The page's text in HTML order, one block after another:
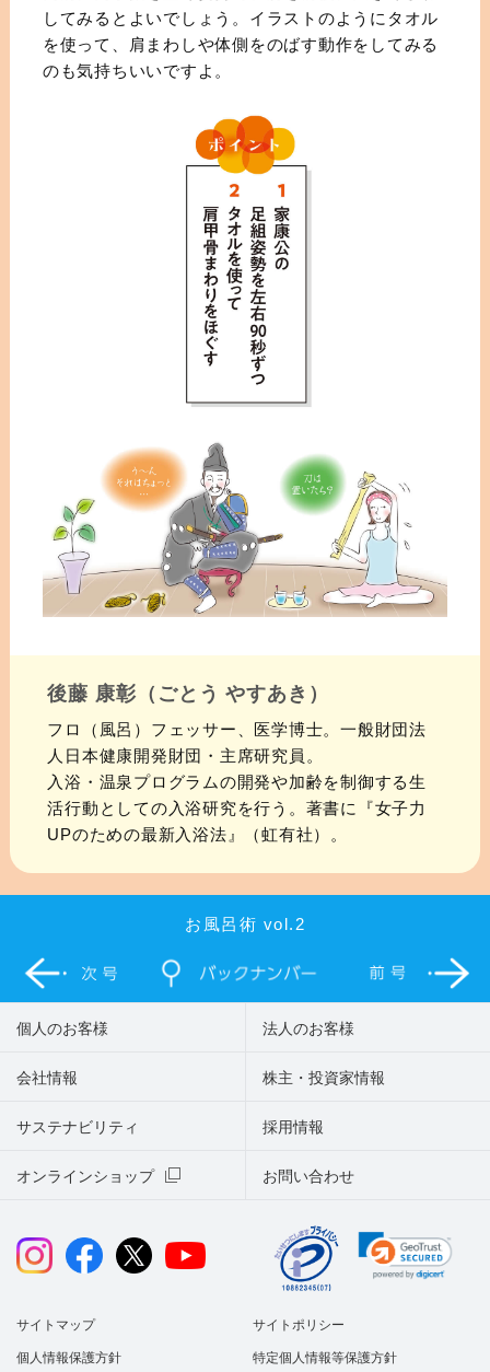
してみるとよいでしょう。イラストのようにタオル
を使って、肩まわしや体側をのばす動作をしてみる
のも気持ちいいですよ。
後藤 康彰（ごとう やすあき）
フロ（風呂）フェッサー、医学博士。一般財団法
人日本健康開発財団・主席研究員。
入浴・温泉プログラムの開発や加齢を制御する生
活行動としての入浴研究を行う。著書に『女子力
UPのための最新入浴法』（虹有社）。
お風呂術 vol.2
個人のお客様 法人のお客様
会社情報 株主・投資家情報
サステナビリティ
オンラインショップ お問い合わせ
採用情報
サイトマップ サイトポリシー
個人情報保護方針 特定個人情報等保護方針